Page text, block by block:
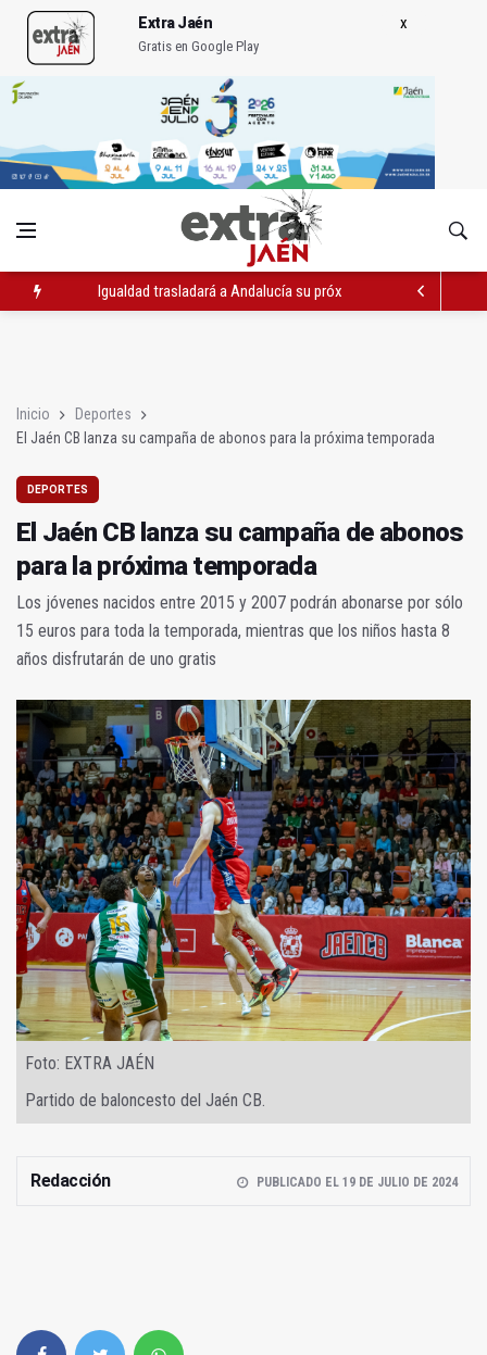
Extra Jaén
Gratis en Google Play
Igualdad trasladará a Andalucía su próximo comité de crisis
Inicio
Deportes
El Jaén CB lanza su campaña de abonos para la próxima temporada
DEPORTES
El Jaén CB lanza su campaña de abonos
para la próxima temporada
Los jóvenes nacidos entre 2015 y 2007 podrán abonarse por sólo
15 euros para toda la temporada, mientras que los niños hasta 8
años disfrutarán de uno gratis
Foto: EXTRA JAÉN
Partido de baloncesto del Jaén CB.
Redacción PUBLICADO EL 19 DE JULIO DE 2024